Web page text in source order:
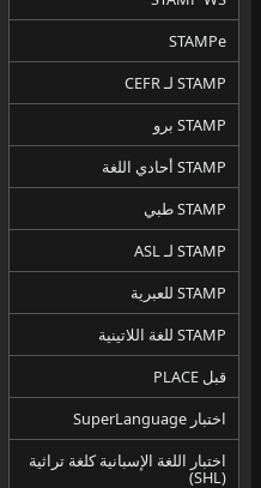
STAMPe
STAMP لـ CEFR
STAMP برو
STAMP أحادي اللغة
STAMP طبي
STAMP لـ ASL
STAMP للعبرية
STAMP للغة اللاتينية
قبل PLACE
اختبار SuperLanguage
اختبار اللغة الإسبانية كلغة تراثية